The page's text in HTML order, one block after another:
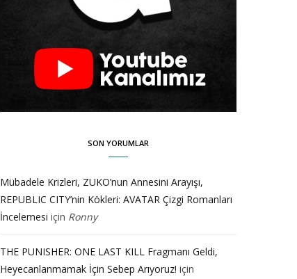
SON YORUMLAR
Mübadele Krizleri, ZUKO’nun Annesini Arayışı,
REPUBLIC CITY’nin Kökleri: AVATAR Çizgi Romanları
İncelemesi için Ronny
THE PUNISHER: ONE LAST KILL Fragmanı Geldi,
Heyecanlanmamak İçin Sebep Arıyoruz! için